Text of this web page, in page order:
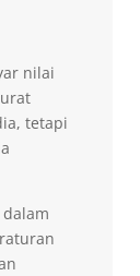
nilai
tetapi